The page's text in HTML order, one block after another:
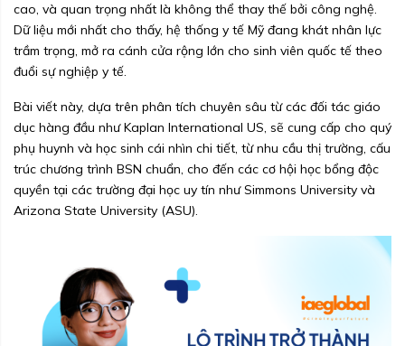
cao, và quan trọng nhất là không thể thay thế bởi công nghệ.
Dữ liệu mới nhất cho thấy, hệ thống y tế Mỹ đang khát nhân lực
trầm trọng, mở ra cánh cửa rộng lớn cho sinh viên quốc tế theo
đuổi sự nghiệp y tế.
Bài viết này, dựa trên phân tích chuyên sâu từ các đối tác giáo
dục hàng đầu như Kaplan International US, sẽ cung cấp cho quý
phụ huynh và học sinh cái nhìn chi tiết, từ nhu cầu thị trường, cấu
trúc chương trình BSN chuẩn, cho đến các cơ hội học bổng độc
quyền tại các trường đại học uy tín như Simmons University và
Arizona State University (ASU).